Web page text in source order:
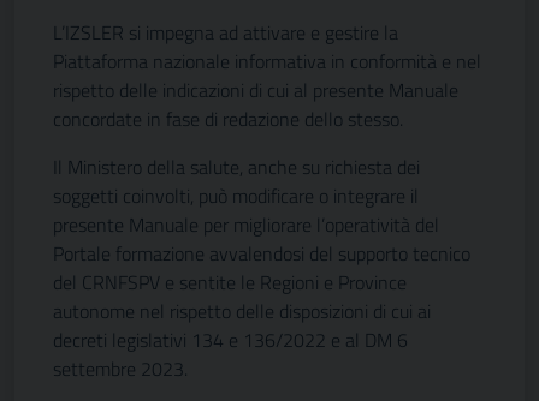
L’IZSLER si impegna ad attivare e gestire la
Piattaforma nazionale informativa in conformità e nel
rispetto delle indicazioni di cui al presente Manuale
concordate in fase di redazione dello stesso.
Il Ministero della salute, anche su richiesta dei
soggetti coinvolti, può modificare o integrare il
presente Manuale per migliorare l’operatività del
Portale formazione avvalendosi del supporto tecnico
del CRNFSPV e sentite le Regioni e Province
autonome nel rispetto delle disposizioni di cui ai
decreti legislativi 134 e 136/2022 e al DM 6
settembre 2023.